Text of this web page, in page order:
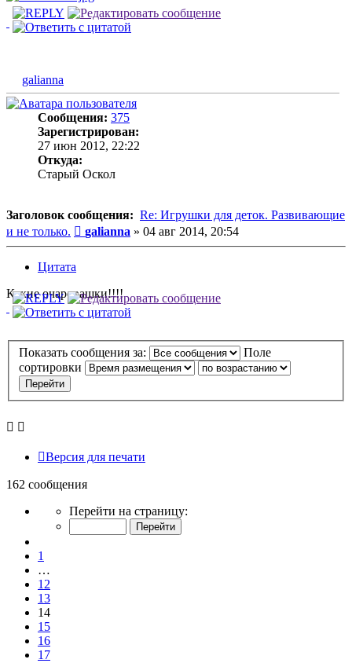
galianna
Сообщения: 375
Зарегистрирован:
27 июн 2012, 22:22
Откуда:
Старый Оскол
Заголовок сообщения: Re: Игрушки для деток. Развивающие
и не только.
Сообщение
galianna » 04 авг 2014, 20:54
Цитата
Какие очаровашки!!!!
Показать сообщения за:
Поле
сортировки
Версия для печати
162 сообщения
Страница
17
Перейти на страницу:
1
…
12
13
14
15
16
17